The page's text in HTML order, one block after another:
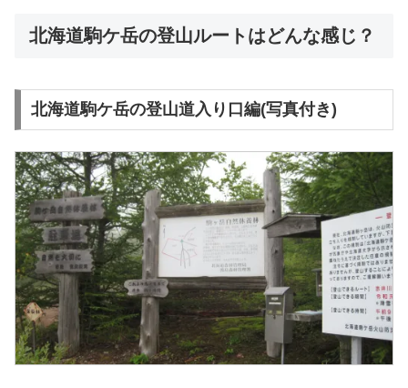
北海道駒ケ岳の登山ルートはどんな感じ？
北海道駒ケ岳の登山道入り口編(写真付き)